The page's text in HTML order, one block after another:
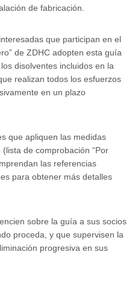
de fabricación.
que participan en el
de ZDHC adopten esta guía
disolventes incluidos en la
realizan todos los esfuerzos
en un plazo
que apliquen las medidas
de comprobación “Por
las referencias
para obtener más detalles
sobre la guía a sus socios
proceda, y que supervisen la
progresiva en sus